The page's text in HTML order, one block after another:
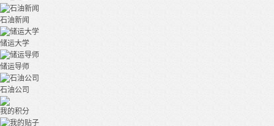
石油新闻
储运大学
储运导师
石油公司
我的积分